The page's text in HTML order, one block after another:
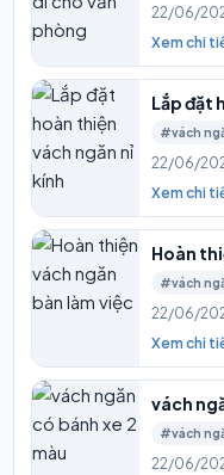
22/06/
Xem chi
Lắp đặt
#vách
22/06/
Xem chi
Hoàn
#vách
22/06/
Xem chi
vách
#vách
22/06/